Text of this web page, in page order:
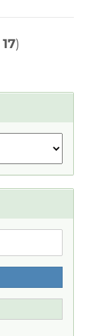
17)